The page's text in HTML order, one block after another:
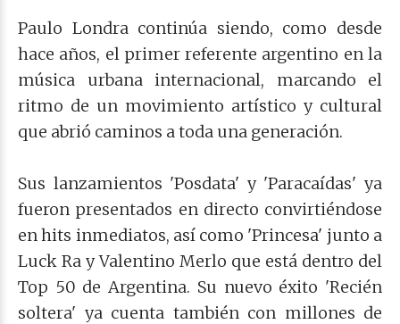
Paulo Londra continúa siendo, como desde
hace años, el primer referente argentino en la
música urbana internacional, marcando el
ritmo de un movimiento artístico y cultural
que abrió caminos a toda una generación.
Sus lanzamientos 'Posdata' y 'Paracaídas' ya
fueron presentados en directo convirtiéndose
en hits inmediatos, así como 'Princesa' junto a
Luck Ra y Valentino Merlo que está dentro del
Top 50 de Argentina. Su nuevo éxito 'Recién
soltera' ya cuenta también con millones de